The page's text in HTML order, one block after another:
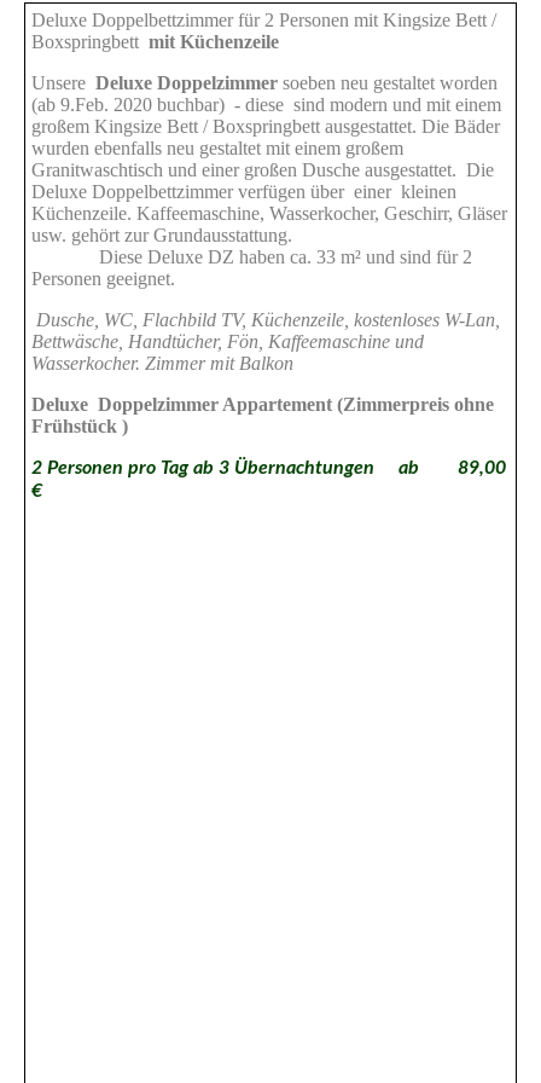
Deluxe Doppelbettzimmer für 2 Personen mit Kingsize Bett /
Boxspringbett mit Küchenzeile
Unsere Deluxe Doppelzimmer soeben neu gestaltet worden
(ab 9.Feb. 2020 buchbar) - diese sind modern und mit einem
großem Kingsize Bett / Boxspringbett ausgestattet. Die Bäder
wurden ebenfalls neu gestaltet mit einem großem
Granitwaschtisch und einer großen Dusche ausgestattet. Die
Deluxe Doppelbettzimmer verfügen über einer kleinen
Küchenzeile. Kaffeemaschine, Wasserkocher, Geschirr, Gläser
usw. gehört zur Grundausstattung.
Diese Deluxe DZ haben ca. 33 m² und sind für 2
Personen geeignet.
Dusche, WC, Flachbild TV, Küchenzeile, kostenloses W-Lan,
Bettwäsche, Handtücher, Fön, Kaffeemaschine und
Wasserkocher. Zimmer mit Balkon
Deluxe Doppelzimmer Appartement (Zimmerpreis ohne
Frühstück )
2 Personen pro Tag ab 3 Übernachtungen ab 89,00
€